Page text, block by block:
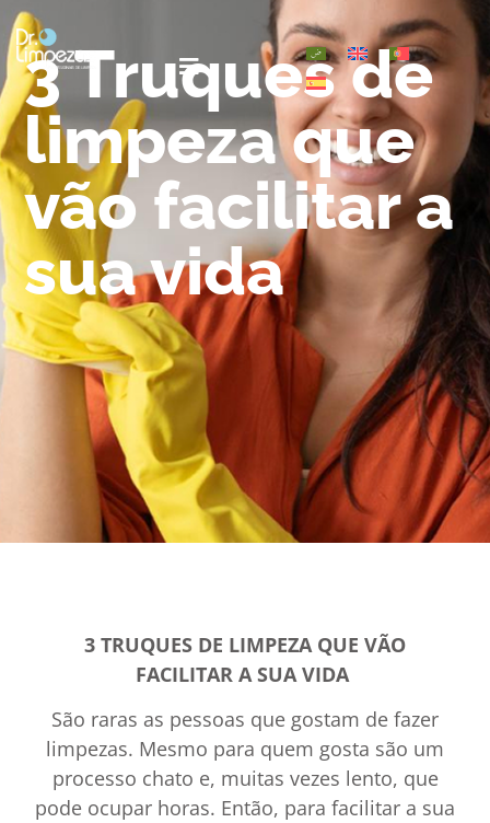
3 Truques de
limpeza que
vão facilitar a
sua vida
3 TRUQUES DE LIMPEZA QUE VÃO
FACILITAR A SUA VIDA
São raras as pessoas que gostam de fazer
limpezas. Mesmo para quem gosta são um
processo chato e, muitas vezes lento, que
pode ocupar horas. Então, para facilitar a sua